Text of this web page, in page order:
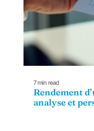
7 min read
Rendement
analyse et